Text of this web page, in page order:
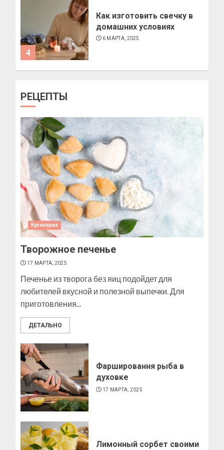
4
Как изготовить свечку в
домашних условиях
6 МАРТА, 2025
1
11 МАРТА, 2025
2
Позы для фотографий на
улице
10 МАРТА, 2025
Как изготовить мыло в
4
РЕЦЕПТЫ
Кулинария
Творожное печенье
17 МАРТА, 2025
Печенье из творога без яиц подойдет для
любителей вкусной и полезной выпечки. Для
приготовления...
ДЕТАЛЬНО
Фаршировання рыба в
духовке
17 МАРТА, 2025
Лимонный сорбет своими